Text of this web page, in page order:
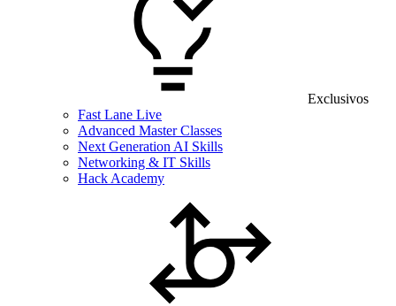
Exclusivos
Fast Lane Live
Advanced Master Classes
Next Generation AI Skills
Networking & IT Skills
Hack Academy